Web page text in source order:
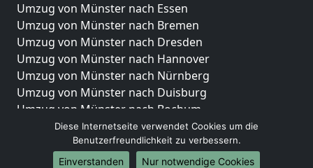
Umzug von Münster nach Essen
Umzug von Münster nach Bremen
Umzug von Münster nach Dresden
Umzug von Münster nach Hannover
Umzug von Münster nach Nürnberg
Umzug von Münster nach Duisburg
Umzug von Münster nach Bochum
Umzug von Münster nach Wuppertal
Umzug von Münster nach Bielefeld
Umzug von Münster nach Bonn
Diese Internetseite verwendet Cookies um die
Benutzerfreundlichkeit zu verbessern.
Einverstanden
Nur notwendige Cookies